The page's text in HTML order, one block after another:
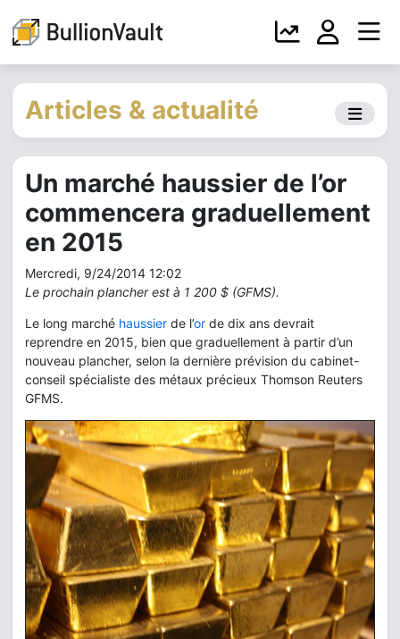
Articles & actualité
Un marché haussier de l’or
commencera graduellement
en 2015
Mercredi, 9/24/2014 12:02
Le prochain plancher est à 1 200 $ (GFMS).
Le long marché haussier de l’or de dix ans devrait
reprendre en 2015, bien que graduellement à partir d’un
nouveau plancher, selon la dernière prévision du cabinet-
conseil spécialiste des métaux précieux Thomson Reuters
GFMS.